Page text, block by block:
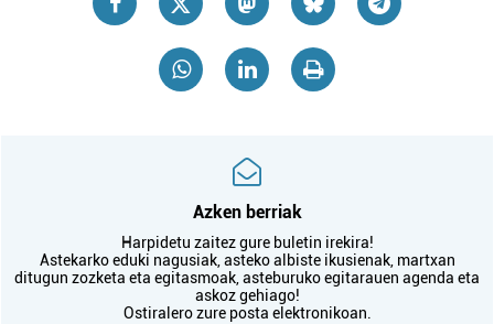
Azken berriak
Harpidetu zaitez gure buletin irekira!
Astekarko eduki nagusiak, asteko albiste ikusienak, martxan
ditugun zozketa eta egitasmoak, asteburuko egitarauen agenda eta
askoz gehiago!
Ostiralero zure posta elektronikoan.